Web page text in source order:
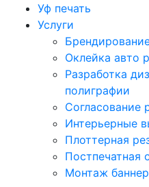
Уф печать
Услуги
Оклейка авто
Разработка
полиграфии
Согласование
Интерьерные
Плоттерная
Постпечатная
Монтаж